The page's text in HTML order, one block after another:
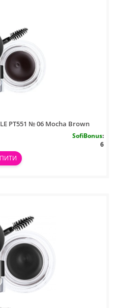
PT551 № 06 Mocha Brown
SofiBonus:
6